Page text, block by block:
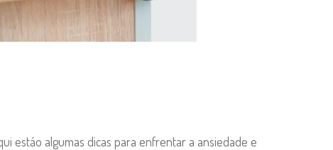
estáo algumas dicas para enfrentar a ansiedade e